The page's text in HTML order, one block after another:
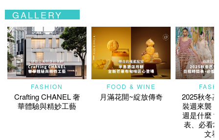
GALLERY
FASHION
Crafting CHANEL 奢
華體驗與精妙工藝
FOOD & WINE
月滿花開~綻放傳奇
2025秋冬
裝週來襲
週是什麼
表、必看
文